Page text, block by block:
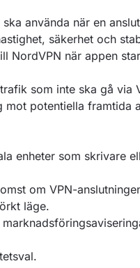
använda när en
säkerhet och
NordVPN när appen
som inte ska gå via
mot potentiella framtida
enheter som skrivare
om VPN-
läge.